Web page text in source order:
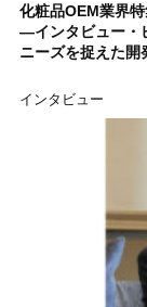
化粧品OEM業界
―インタビュー・
ニーズを捉えた開
インタビュー